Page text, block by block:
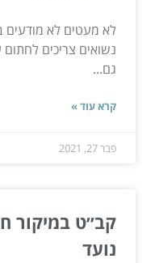
לא מעטים לא מודעים
נשואים צריכים
גם...
קרא עוד »
פבר 27, 2021
קב״ט במיקור
נועד